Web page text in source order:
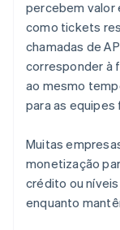
percebem valor
como tickets
chamadas de
corresponder à
ao mesmo
para as equipes
Muitas
monetização
crédito ou
enquanto